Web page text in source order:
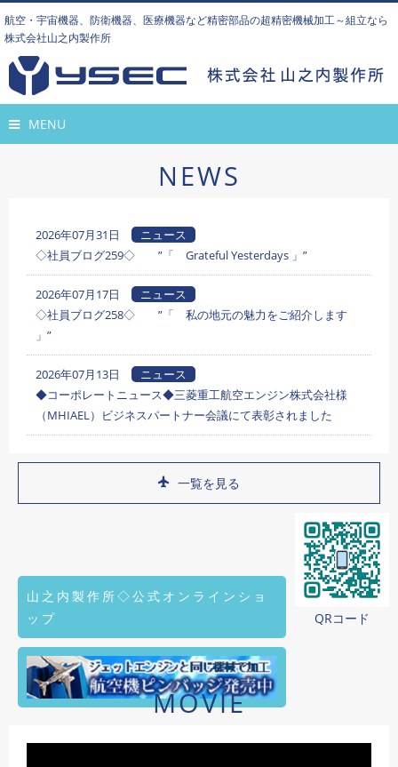
航空・宇宙機器、防衛機器、医療機器など精密部品の超精密機械加工～組立なら
株式会社山之内製作所
MENU
NEWS
2026年07月31日
ニュース
◇社員ブログ259◇ ”「 Grateful Yesterdays 」”
2026年07月17日
ニュース
◇社員ブログ258◇ ”「 私の地元の魅力をご紹介します
」”
2026年07月13日
ニュース
◆コーポレートニュース◆三菱重工航空エンジン株式会社様
（MHIAEL）ビジネスパートナー会議にて表彰されました
一覧を見る
山之内製作所◇公式オンラインショ
ップ
QRコード
MOVIE